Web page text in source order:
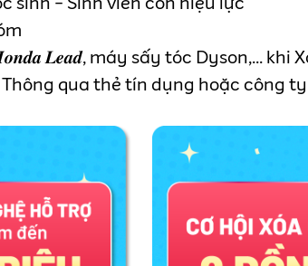
𝑳𝒆𝒂𝒅, máy sấy tóc Dyson,... khi
Thông qua thẻ tín dụng hoặc công